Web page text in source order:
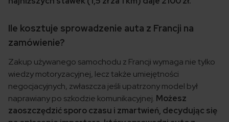
Ile kosztuje sprowadzenie auta z Francji na
zamówienie?
Zakup używanego samochodu z Francji wymaga nie tylko
wiedzy motoryzacyjnej, lecz także umiejętności
negocjacyjnych, zwłaszcza jeśli upatrzony model był
naprawiany po szkodzie komunikacyjnej. Możesz
zaoszczędzić sporo czasu i zmartwień, decydując się